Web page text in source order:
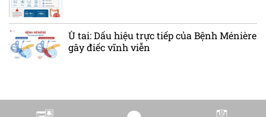
Ù tai: Dấu hiệu trực tiếp của Bệnh Ménière
gây điếc vĩnh viễn